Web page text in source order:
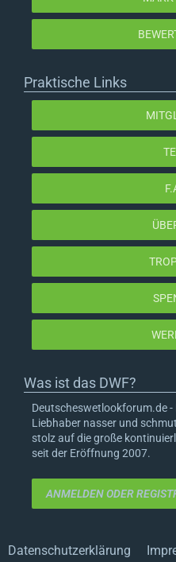
Praktische Links
Was ist das DWF?
Deutscheswetlookforum.de
Liebhaber nasser und
stolz auf die große
seit der Eröffnung 2007.
ANMELDEN ODER
Datenschutzerklärung